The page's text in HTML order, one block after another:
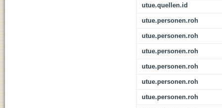
utue.quellen.id
utue.personen.roh
utue.personen.roh
utue.personen.roh
utue.personen.roh
utue.personen.roh
utue.personen.roh